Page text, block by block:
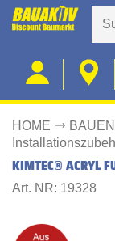
HOME
KIMTEC® ACRYL
Art. NR: 19328